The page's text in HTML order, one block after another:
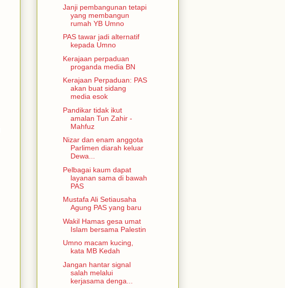
Janji pembangunan tetapi
yang membangun
rumah YB Umno
PAS tawar jadi alternatif
kepada Umno
Kerajaan perpaduan
proganda media BN
Kerajaan Perpaduan: PAS
akan buat sidang
media esok
Pandikar tidak ikut
amalan Tun Zahir -
Mahfuz
Nizar dan enam anggota
Parlimen diarah keluar
Dewa...
Pelbagai kaum dapat
layanan sama di bawah
PAS
Mustafa Ali Setiausaha
Agung PAS yang baru
Wakil Hamas gesa umat
Islam bersama Palestin
Umno macam kucing,
kata MB Kedah
Jangan hantar signal
salah melalui
kerjasama denga...